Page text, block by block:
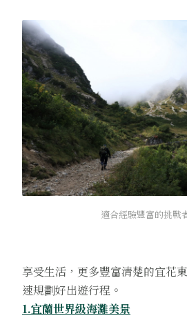
適合經驗豐富的挑戰
享受生活，更多豐富清楚的宜花
速規劃好出遊行程。
1.宜蘭世界級海灘美景